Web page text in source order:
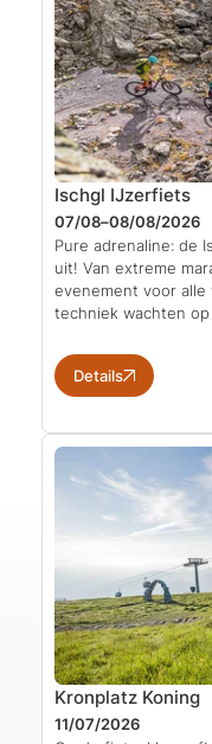
Ischgl IJzerfiets
07/08–08/08/2026
Pure adrenaline: de
uit! Van extreme
evenement voor alle
techniek wachten op
Details
Kronplatz Koning
11/07/2026